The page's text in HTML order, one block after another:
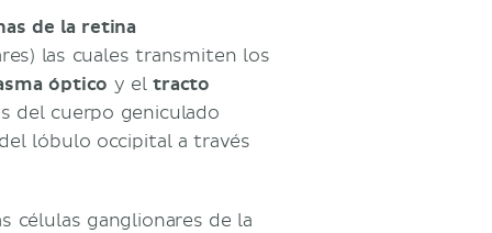
de la retina
las cuales transmiten los
óptico y eltracto
del cuerpo geniculado
lóbulo occipital a través
células ganglionares de la